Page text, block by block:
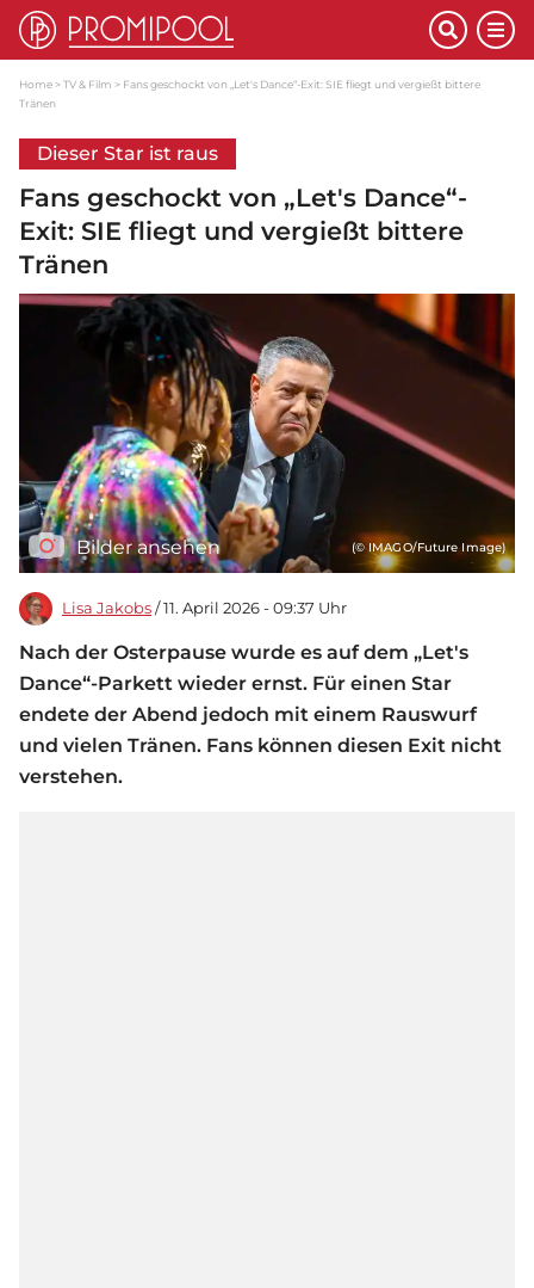
Home TV & Film
Fans geschockt von „Let's Dance“-Exit: SIE fliegt und vergießt bittere
Tränen
Dieser Star ist raus
Fans geschockt von „Let's Dance“-
Exit: SIE fliegt und vergießt bittere
Tränen
Bilder ansehen (© IMAGO/Future Image)
Lisa Jakobs / 11. April 2026 - 09:37 Uhr
Nach der Osterpause wurde es auf dem „Let's
Dance“-Parkett wieder ernst. Für einen Star
endete der Abend jedoch mit einem Rauswurf
und vielen Tränen. Fans können diesen Exit nicht
verstehen.